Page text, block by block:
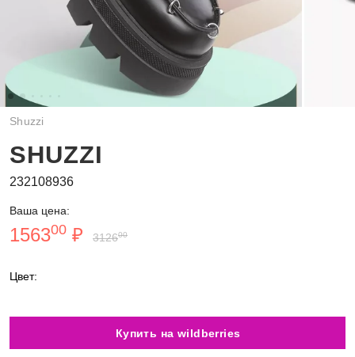
Shuzzi
SHUZZI
232108936
Ваша цена:
156300 ₽ 312600
Цвет:
Купить на wildberries